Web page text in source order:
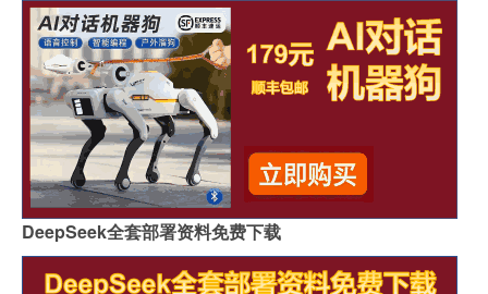
DeepSeek全套部署资料免费下载